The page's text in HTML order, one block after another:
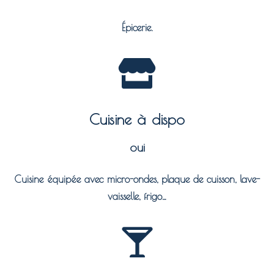
Épicerie.
Cuisine à dispo
oui
Cuisine équipée avec micro-ondes, plaque de cuisson, lave-
vaisselle, frigo…